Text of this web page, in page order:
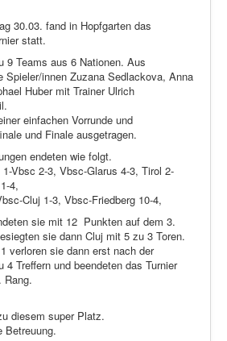
30.03. fand in Hopfgarten das
statt.
9 Teams aus 6 Nationen. Aus
Spieler/innen Zuzana Sedlackova, Anna
Huber mit Trainer Ulrich
einfachen Vorrunde und
und Finale ausgetragen.
endeten wie folgt.
Vbsc 2-3, Vbsc-Glarus 4-3, Tirol 2-
4,
Cluj 1-3, Vbsc-Friedberg 10-4,
sie mit 12 Punkten auf dem 3.
sie dann Cluj mit 5 zu 3 Toren.
verloren sie dann erst nach der
Treffern und beendeten das Turnier
Rang.
diesem super Platz.
Betreuung.